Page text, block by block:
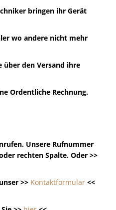
bringen ihr Gerät
wo andere nicht mehr
über den Versand ihre
Ordentliche Rechnung.
Unsere Rufnummer
rechten Spalte. Oder >>
>> Kontaktformular <<